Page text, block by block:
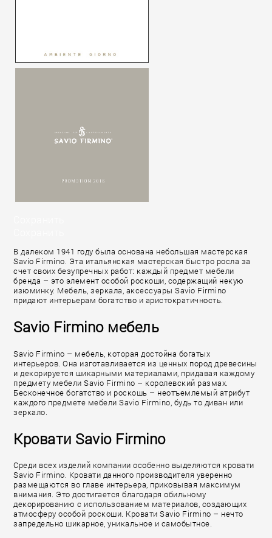
В далеком 1941 году была основана небольшая мастерская
Savio Firmino. Эта итальянская мастерская быстро росла за
счет своих безупречных работ: каждый предмет мебели
бренда – это элемент особой роскоши, содержащий некую
изюминку. Мебель, зеркала, аксессуары Savio Firmino
придают интерьерам богатство и аристократичность.
Savio Firmino мебель
Savio Firmino – мебель, которая достойна богатых
интерьеров. Она изготавливается из ценных пород древесины
и декорируется шикарными материалами, придавая каждому
предмету мебели Savio Firmino – королевский размах.
Бесконечное богатство и роскошь – неотъемлемый атрибут
каждого предмете мебели Savio Firmino, будь то диван или
зеркало.
Кровати Savio Firmino
Среди всех изделий компании особенно выделяются кровати
Savio Firmino. Кровати данного производителя уверенно
размещаются во главе интерьера, приковывая максимум
внимания. Это достигается благодаря обильному
декорированию с использованием материалов, создающих
атмосферу особой роскоши. Кровати Savio Firmino – нечто
запредельно шикарное, уникальное и самобытное.